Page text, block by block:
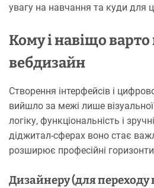
увагу на навчання та куди для
Кому і навіщо
вебдизайн
Створення інтерфейсів і
вийшло за межі лише
логіку, функціональність і
діджитал-сферах воно стає
розширює професійні
Дизайнеру (для переходу